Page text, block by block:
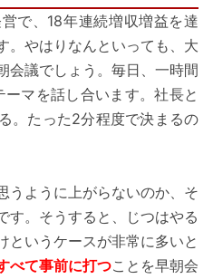
で、18年連続増収増益を達
。やはりなんといっても、大
会議でしょう。毎日、一時間
マを話し合います。社長と
。たった2分程度で決まるの
ように上がらないのか、そ
す。そうすると、じつはやる
というケースが非常に多いと
べて事前に打つことを早朝会